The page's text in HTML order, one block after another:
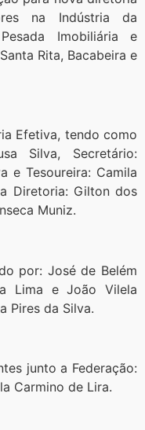
na Indústria da
Imobiliária e
Rita, Bacabeira e
Efetiva, tendo como
Silva, Secretário:
e Tesoureira: Camila
Diretoria: Gilton dos
Muniz.
por: José de Belém
Lima e João Vilela
Pires da Silva.
junto a Federação:
Carmino de Lira.